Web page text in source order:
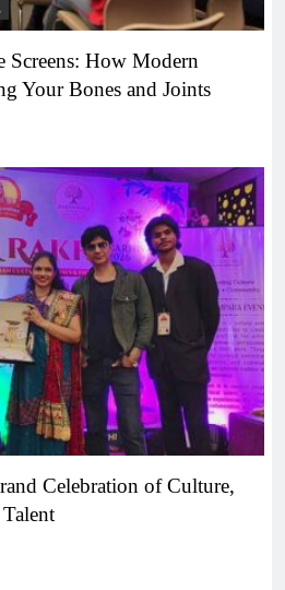
Screens: How Modern
Your Bones and Joints
Celebration of Culture,